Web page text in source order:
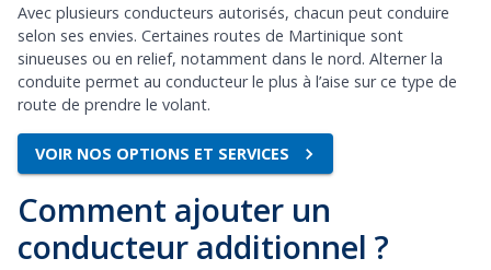
Avec plusieurs conducteurs autorisés, chacun peut conduire
selon ses envies. Certaines routes de Martinique sont
sinueuses ou en relief, notamment dans le nord. Alterner la
conduite permet au conducteur le plus à l’aise sur ce type de
route de prendre le volant.
VOIR NOS OPTIONS ET SERVICES
Comment ajouter un
conducteur additionnel ?